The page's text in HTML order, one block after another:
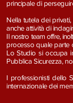
principale di
Nella tutela dei
anche attività di
Il nostro team offre,
processo quale parte
Lo Studio si occupa
Pubblica Sicurezza,
I professionisti dello
internazionale dei